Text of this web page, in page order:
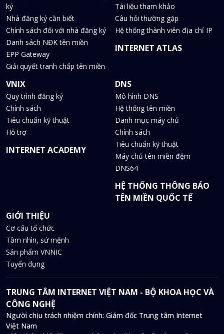
ký
Nhà đăng ký cần biết
Chính sách đối với nhà đăng ký
Danh sách NĐK tên miền
EPP Gateway
Giải quyết tranh chấp tên miền
Tài liệu tham khảo
Câu hỏi thường gặp
Hệ thống thành viên địa chỉ IP
INTERNET ATLAS
VNIX
Quy trình đăng ký
Chính sách
Tiêu chuẩn kỹ thuật
Hỗ trợ
INTERNET ACADEMY
DNS
Mô hình DNS
Hệ thống tên miền
Danh mục máy chủ
Chính sách
Tiêu chuẩn kỹ thuật
Máy chủ tên miền đệm
DNS64
HỆ THỐNG THÔNG BÁO
TÊN MIỀN QUỐC TẾ
GIỚI THIỆU
Cơ cấu tổ chức
Tầm nhìn, sứ mệnh
Sản phẩm VNNIC
Tuyển dụng
TRUNG TÂM INTERNET VIỆT NAM - BỘ KHOA HỌC VÀ
CÔNG NGHỆ
Người chịu trách nhiệm chính: Giám đốc Trung tâm Internet
Việt Nam